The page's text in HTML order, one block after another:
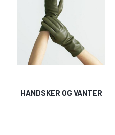
HANDSKER OG VANTER